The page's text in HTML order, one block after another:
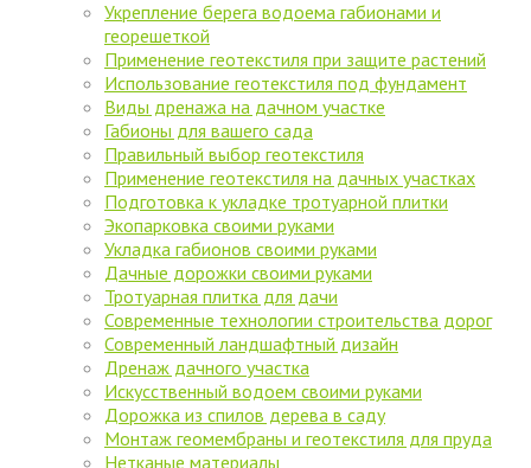
Укрепление берега водоема габионами и
георешеткой
Применение геотекстиля при защите растений
Использование геотекстиля под фундамент
Виды дренажа на дачном участке
Габионы для вашего сада
Правильный выбор геотекстиля
Применение геотекстиля на дачных участках
Подготовка к укладке тротуарной плитки
Экопарковка своими руками
Укладка габионов своими руками
Дачные дорожки своими руками
Тротуарная плитка для дачи
Современные технологии строительства дорог
Современный ландшафтный дизайн
Дренаж дачного участка
Искусственный водоем своими руками
Дорожка из спилов дерева в саду
Монтаж геомембраны и геотекстиля для пруда
Нетканые материалы